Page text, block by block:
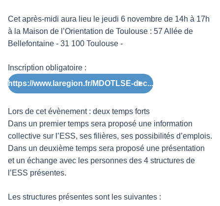
Cet après-midi aura lieu le jeudi 6 novembre de 14h à 17h
à la Maison de l’Orientation de Toulouse : 57 Allée de
Bellefontaine - 31 100 Toulouse -
Inscription obligatoire :
https://www.laregion.fr/MDOTLSE-dec...
Lors de cet évènement : deux temps forts
Dans un premier temps sera proposé une information
collective sur l’ESS, ses filières, ses possibilités d’emplois.
Dans un deuxième temps sera proposé une présentation
et un échange avec les personnes des 4 structures de
l’ESS présentes.
Les structures présentes sont les suivantes :